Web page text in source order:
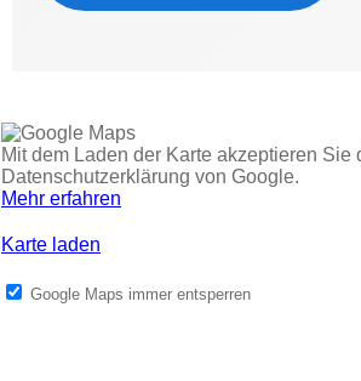
Mit dem Laden der Karte akzeptieren Sie
Datenschutzerklärung von Google.
Mehr erfahren
Karte laden
Google Maps immer entsperren